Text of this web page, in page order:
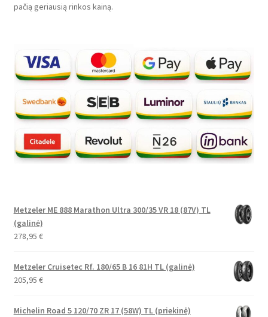
pačią geriausią rinkos kainą.
Metzeler ME 888 Marathon Ultra 300/35 VR 18 (87V) TL
(galinė)
278,95 €
Metzeler Cruisetec Rf. 180/65 B 16 81H TL (galinė)
205,95 €
Michelin Road 5 120/70 ZR 17 (58W) TL (priekinė)